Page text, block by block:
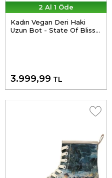
2 Al 1 Öde
Kadın Vegan Deri Haki
Uzun Bot - State Of Bliss
3.999,99 TL